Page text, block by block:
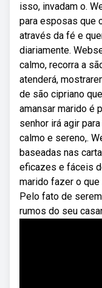
isso, invadam o.
para esposas que
através da fé e
diariamente.
calmo, recorra a
atenderá,
de são cipriano
amansar marido é
senhor irá agir
calmo e sereno,.
baseadas nas
eficazes e fáceis
marido fazer o que
Pelo fato de
rumos do seu